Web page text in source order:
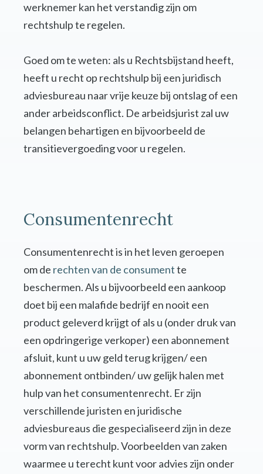
werknemer kan het verstandig zijn om
rechtshulp te regelen.
Goed om te weten: als u Rechtsbijstand heeft,
heeft u recht op rechtshulp bij een juridisch
adviesbureau naar vrije keuze bij ontslag of een
ander arbeidsconflict. De arbeidsjurist zal uw
belangen behartigen en bijvoorbeeld de
transitievergoeding voor u regelen.
Consumentenrecht
Consumentenrecht is in het leven geroepen
om de rechten van de consumentte
beschermen. Als u bijvoorbeeld een aankoop
doet bij een malafide bedrijf en nooit een
product geleverd krijgt of als u (onder druk van
een opdringerige verkoper) een abonnement
afsluit, kunt u uw geld terug krijgen/ een
abonnement ontbinden/ uw gelijk halen met
hulp van het consumentenrecht. Er zijn
verschillende juristen en juridische
adviesbureaus die gespecialiseerd zijn in deze
vorm van rechtshulp. Voorbeelden van zaken
waarmee u terecht kunt voor advies zijn onder